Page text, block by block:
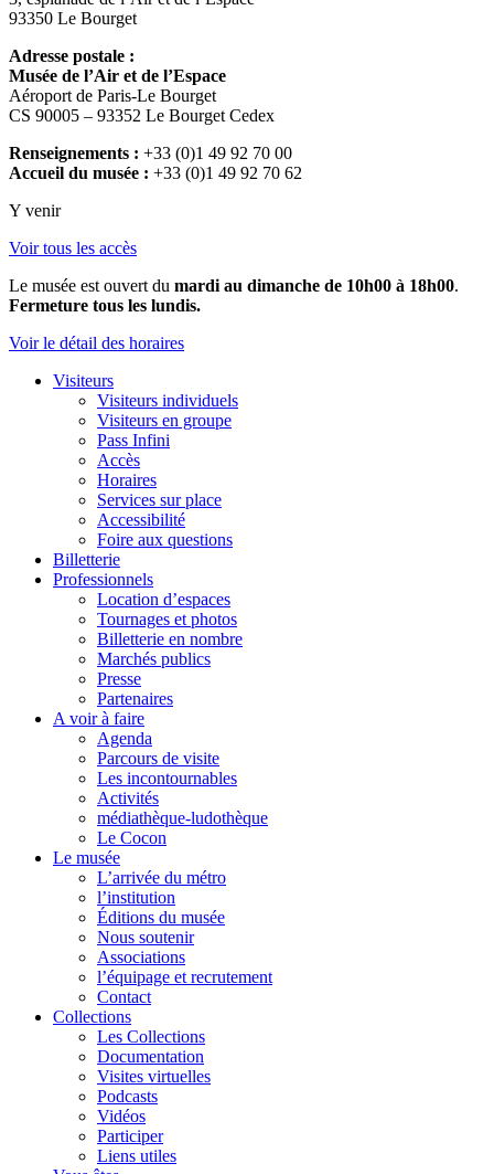
93350 Le Bourget
Adresse postale :
Musée de l’Air et de l’Espace
Aéroport de Paris-Le Bourget
CS 90005 – 93352 Le Bourget Cedex
Renseignements : +33 (0)1 49 92 70 00
Accueil du musée : +33 (0)1 49 92 70 62
Y venir
Voir tous les accès
Le musée est ouvert du mardi au dimanche de 10h00 à 18h00.
Fermeture tous les lundis.
Voir le détail des horaires
Visiteurs
Visiteurs individuels
Visiteurs en groupe
Pass Infini
Accès
Horaires
Services sur place
Accessibilité
Foire aux questions
Billetterie
Professionnels
Location d’espaces
Tournages et photos
Billetterie en nombre
Marchés publics
Presse
Partenaires
A voir à faire
Agenda
Parcours de visite
Les incontournables
Activités
médiathèque-ludothèque
Le Cocon
Le musée
L’arrivée du métro
l’institution
Éditions du musée
Nous soutenir
Associations
l’équipage et recrutement
Contact
Collections
Les Collections
Documentation
Visites virtuelles
Podcasts
Vidéos
Participer
Liens utiles